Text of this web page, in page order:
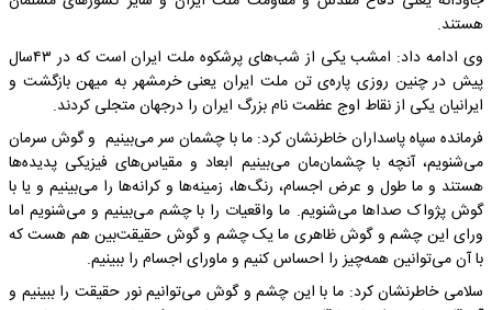
هستند.
وی ادامه داد: امشب یکی از شب‌های پرشکوه ملت ایران است که در ۴۳سال
پیش در چنین روزی پاره‌ی تن ملت ایران یعنی خرمشهر به میهن بازگشت و
ایرانیان یکی از نقاط اوج عظمت نام بزرگ ایران را درجهان متجلی کردند.
فرمانده سپاه پاسداران خاطرنشان کرد: ما با چشمان سر می‌بینیم و گوش سرمان
می‌شنویم، آنچه با چشمان‌مان می‌بینیم ابعاد و مقیاس‌های فیزیکی پدیده‌ها
هستند و ما طول و عرض اجسام، رنگ‌ها، زمینه‌ها و کرانه‌ها را می‌بینیم و یا با
گوش پژواک صداها می‌شنویم. ما واقعیات را با چشم می‌بینیم و می‌شنویم اما
ورای این چشم و گوش ظاهری ما یک چشم و گوش حقیقت‌بین هم هست که
با آن می‌توانین همه‌چیز را احساس کنیم و ماورای اجسام را ببینیم.
سلامی خاطرنشان کرد: ما با این چشم و گوش می‌توانیم نور حقیقت را ببینیم و